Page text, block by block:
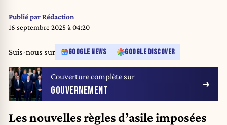
Publié parRédaction
16 septembre 2025 à 04:20
Suis-nous sur GOOGLE NEWS GOOGLE DISCOVER
Couverture complète sur
GOUVERNEMENT
Les nouvelles règles d’asile imposées